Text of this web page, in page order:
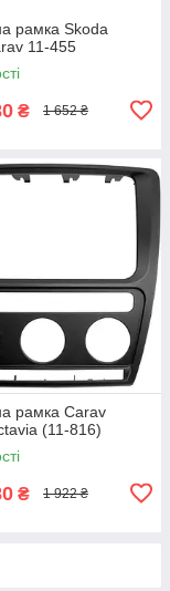
рамка Skoda
11-455
₴ 1 652 ₴
рамка Carav
(11-816)
₴ 1 922 ₴